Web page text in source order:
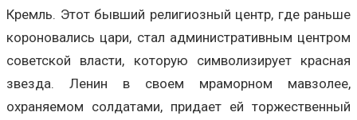
Кремль. Этот бывший религиозный центр, где раньше
короновались цари, стал административным центром
советской власти, которую символизирует красная
звезда. Ленин в своем мраморном мавзолее,
охраняемом солдатами, придает ей торжественный